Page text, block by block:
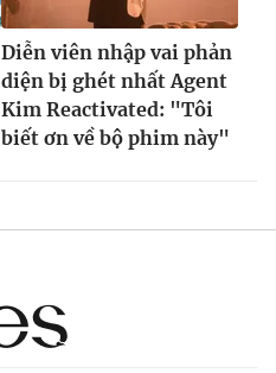
Diễn viên nhập vai phản
diện bị ghét nhất Agent
Kim Reactivated: "Tôi
biết ơn về bộ phim này"